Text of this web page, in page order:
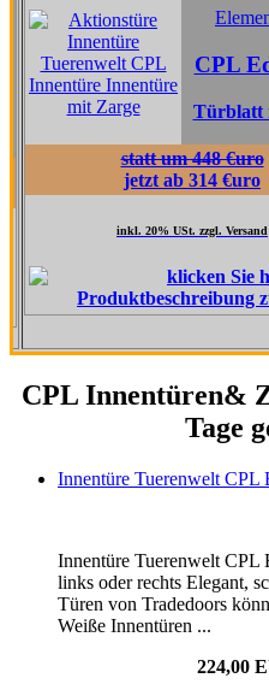
Element- Preis
CPL Edel Weiß
Türblatt mit Zarge
statt um 448 €uro
jetzt ab 314 €uro
inkl. 20% USt. zzgl. Versand
CPL Innentüren&
Tage
Innentüre Tuerenwelt CPL
Innentüre Tuerenwelt CPL
links oder rechts Elegant,
Türen von Tradedoors
Weiße Innentüren ...
224,00